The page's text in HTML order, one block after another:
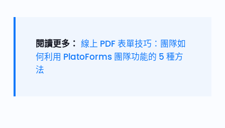
閱讀更多： 線上 PDF 表單技巧：團隊如
何利用 PlatoForms 團隊功能的 5 種方
法